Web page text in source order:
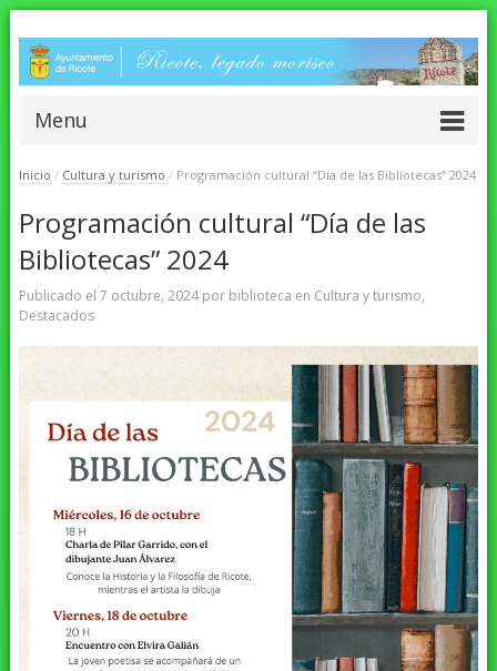
Menu
Inicio / Cultura y turismo / Programación cultural “Día de las Bibliotecas” 2024
Programación cultural “Día de las
Bibliotecas” 2024
Publicado el 7 octubre, 2024por biblioteca en Cultura y turismo,
Destacados